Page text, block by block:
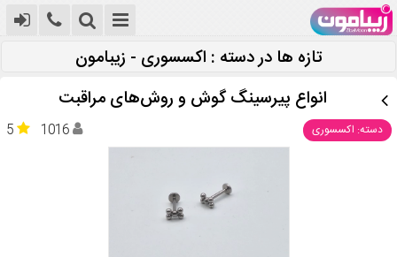
تازه ها در دسته : اکسسوری - زیبامون
انواع پیرسینگ گوش و روش‌های مراقبت
دسته: اکسسوری 5 1016